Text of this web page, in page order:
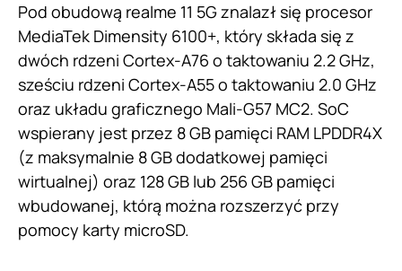
Pod obudową realme 11 5G znalazł się procesor
MediaTek Dimensity 6100+, który składa się z
dwóch rdzeni Cortex-A76 o taktowaniu 2.2 GHz,
sześciu rdzeni Cortex-A55 o taktowaniu 2.0 GHz
oraz układu graficznego Mali-G57 MC2. SoC
wspierany jest przez 8 GB pamięci RAM LPDDR4X
(z maksymalnie 8 GB dodatkowej pamięci
wirtualnej) oraz 128 GB lub 256 GB pamięci
wbudowanej, którą można rozszerzyć przy
pomocy karty microSD.